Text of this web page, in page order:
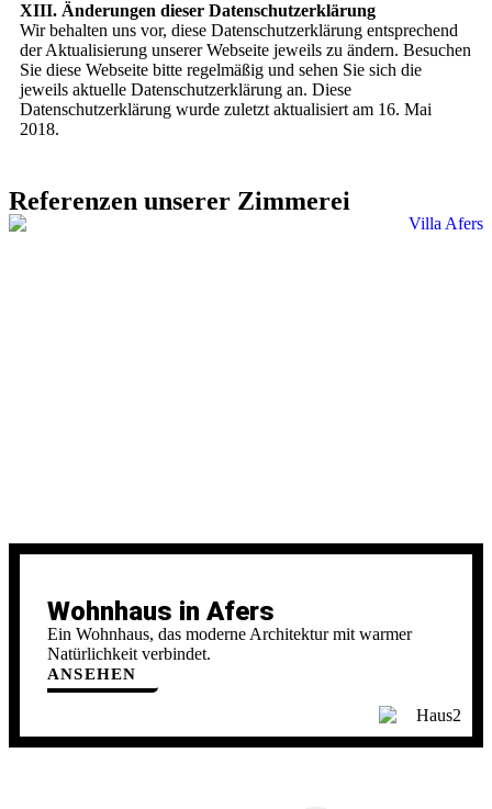
XIII. Änderungen dieser Datenschutzerklärung
Wir behalten uns vor, diese Datenschutzerklärung entsprechend
der Aktualisierung unserer Webseite jeweils zu ändern. Besuchen
Sie diese Webseite bitte regelmäßig und sehen Sie sich die
jeweils aktuelle Datenschutzerklärung an. Diese
Datenschutzerklärung wurde zuletzt aktualisiert am 16. Mai
2018.
Referenzen unserer Zimmerei
Wohnhaus in Afers
Ein Wohnhaus, das moderne Architektur mit warmer
Natürlichkeit verbindet.
ANSEHEN